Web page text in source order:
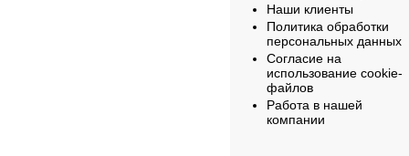
Наши клиенты
Политика обработки
персональных данных
Согласие на
использование cookie-
файлов
Работа в нашей
компании